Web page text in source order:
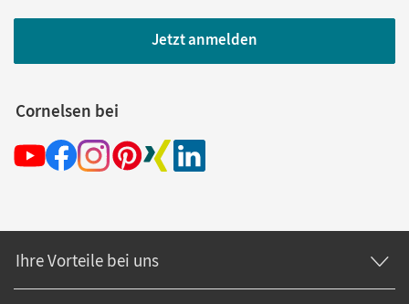
Jetzt anmelden
Cornelsen bei
Ihre Vorteile bei uns